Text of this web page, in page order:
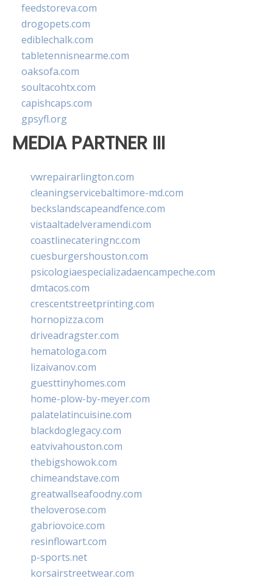
feedstoreva.com
drogopets.com
ediblechalk.com
tabletennisnearme.com
oaksofa.com
soultacohtx.com
capishcaps.com
gpsyfl.org
MEDIA PARTNER III
vwrepairarlington.com
cleaningservicebaltimore-md.com
beckslandscapeandfence.com
vistaaltadelveramendi.com
coastlinecateringnc.com
cuesburgershouston.com
psicologiaespecializadaencampeche.com
dmtacos.com
crescentstreetprinting.com
hornopizza.com
driveadragster.com
hematologa.com
lizaivanov.com
guesttinyhomes.com
home-plow-by-meyer.com
palatelatincuisine.com
blackdoglegacy.com
eatvivahouston.com
thebigshowok.com
chimeandstave.com
greatwallseafoodny.com
theloverose.com
gabriovoice.com
resinflowart.com
p-sports.net
korsairstreetwear.com